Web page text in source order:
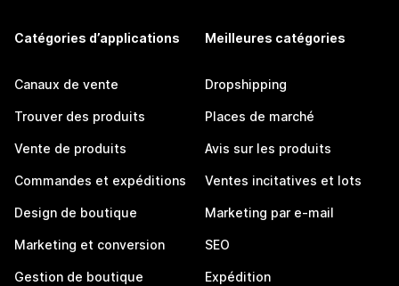
Catégories d’applications
Canaux de vente
Trouver des produits
Vente de produits
Commandes et expéditions
Design de boutique
Marketing et conversion
Gestion de boutique
Meilleures catégories
Dropshipping
Places de marché
Avis sur les produits
Ventes incitatives et lots
Marketing par e-mail
SEO
Expédition